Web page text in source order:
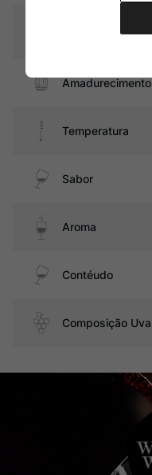
Amadurecimento
Temperatura
Sabor
Aroma
Contéudo
Composição Uva